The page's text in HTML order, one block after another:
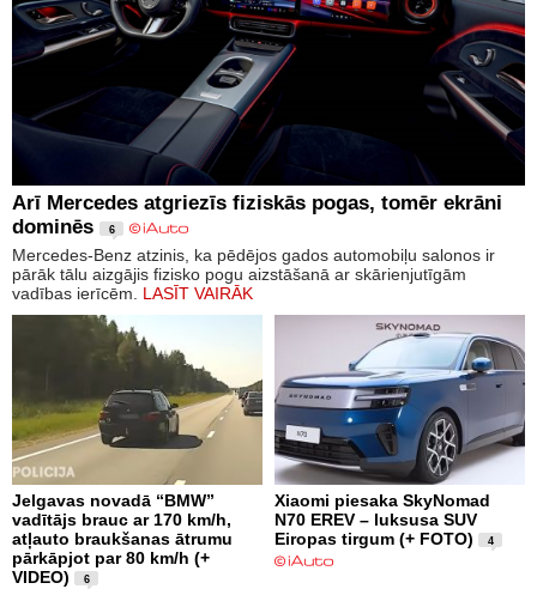
Arī Mercedes atgriezīs fiziskās pogas, tomēr ekrāni
dominēs
6
Mercedes-Benz atzinis, ka pēdējos gados automobiļu salonos ir
pārāk tālu aizgājis fizisko pogu aizstāšanā ar skārienjutīgām
vadības ierīcēm. LASĪT VAIRĀK
Jelgavas novadā “BMW”
vadītājs brauc ar 170 km/h,
atļauto braukšanas ātrumu
pārkāpjot par 80 km/h (+
VIDEO)
6
Xiaomi piesaka SkyNomad
N70 EREV – luksusa SUV
Eiropas tirgum (+ FOTO)
4